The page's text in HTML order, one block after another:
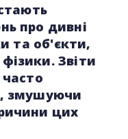
про дивні
та об'єкти,
Звіти
змушуючи
цих